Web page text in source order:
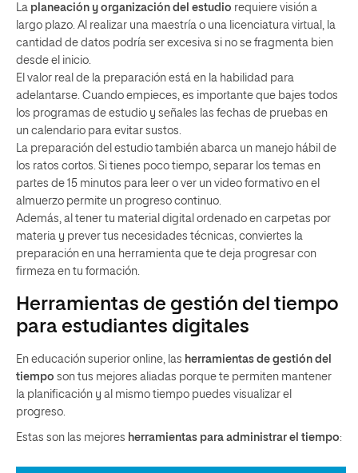
La planeación y organización del estudio requiere visión a
largo plazo. Al realizar una maestría o una licenciatura virtual, la
cantidad de datos podría ser excesiva si no se fragmenta bien
desde el inicio.
El valor real de la preparación está en la habilidad para
adelantarse. Cuando empieces, es importante que bajes todos
los programas de estudio y señales las fechas de pruebas en
un calendario para evitar sustos.
La preparación del estudio también abarca un manejo hábil de
los ratos cortos. Si tienes poco tiempo, separar los temas en
partes de 15 minutos para leer o ver un video formativo en el
almuerzo permite un progreso continuo.
Además, al tener tu material digital ordenado en carpetas por
materia y prever tus necesidades técnicas, conviertes la
preparación en una herramienta que te deja progresar con
firmeza en tu formación.
Herramientas de gestión del tiempo
para estudiantes digitales
En educación superior online, las herramientas de gestión del
tiempo son tus mejores aliadas porque te permiten mantener
la planificación y al mismo tiempo puedes visualizar el
progreso.
Estas son las mejores herramientas para administrar el tiempo: